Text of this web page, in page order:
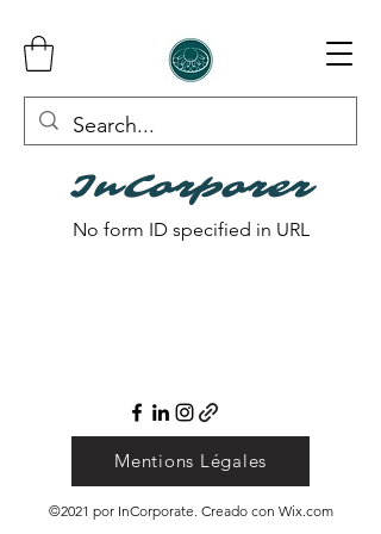
InCorporer
No form ID specified in URL
Mentions Légales
©2021 por InCorporate. Creado con Wix.com